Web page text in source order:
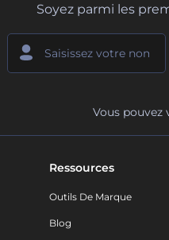
Soyez parmi les
Vous
Ressources
Outils De Marque
Blog